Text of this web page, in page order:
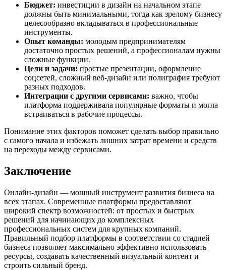
Бюджет: инвестиции в дизайн на начальном этапе
должны быть минимальными, тогда как зрелому бизнесу
целесообразно вкладываться в профессиональные
инструменты.
Опыт команды: молодым предпринимателям
достаточно простых решений, а профессионалам нужны
сложные функции.
Цели и задачи: простые презентации, оформление
соцсетей, сложный веб-дизайн или полиграфия требуют
разных подходов.
Интеграции с другими сервисами: важно, чтобы
платформа поддерживала популярные форматы и могла
встраиваться в рабочие процессы.
Понимание этих факторов поможет сделать выбор правильно
с самого начала и избежать лишних затрат времени и средств
на переходы между сервисами.
Заключение
Онлайн-дизайн — мощный инструмент развития бизнеса на
всех этапах. Современные платформы предоставляют
широкий спектр возможностей: от простых и быстрых
решений для начинающих до комплексных
профессиональных систем для крупных компаний.
Правильный подбор платформы в соответствии со стадией
бизнеса позволяет максимально эффективно использовать
ресурсы, создавать качественный визуальный контент и
строить сильный бренд.